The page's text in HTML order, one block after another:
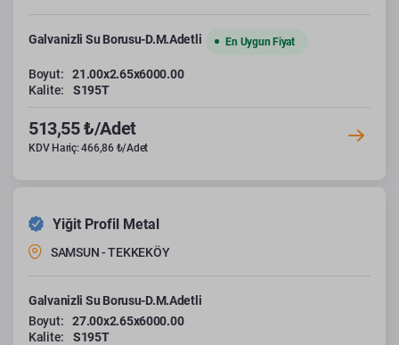
Galvanizli Su Borusu-D.M.Adetli En Uygun Fiyat
Boyut:
21.00x2.65x6000.00
Kalite:
S195T
513,55 ₺/Adet
KDV Hariç: 466,86 ₺/Adet
Yiğit Profil Metal
SAMSUN - TEKKEKÖY
Galvanizli Su Borusu-D.M.Adetli
Boyut:
27.00x2.65x6000.00
Kalite:
S195T